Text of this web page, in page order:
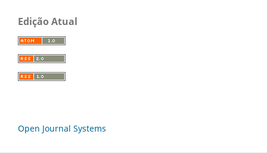
Edição Atual
Open Journal Systems